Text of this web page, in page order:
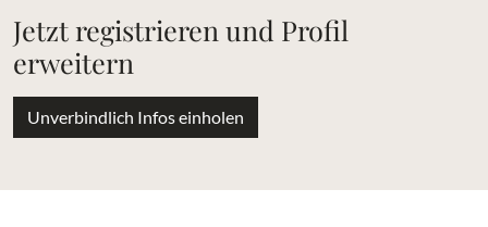
Jetzt registrieren und Profil
erweitern
Unverbindlich Infos einholen